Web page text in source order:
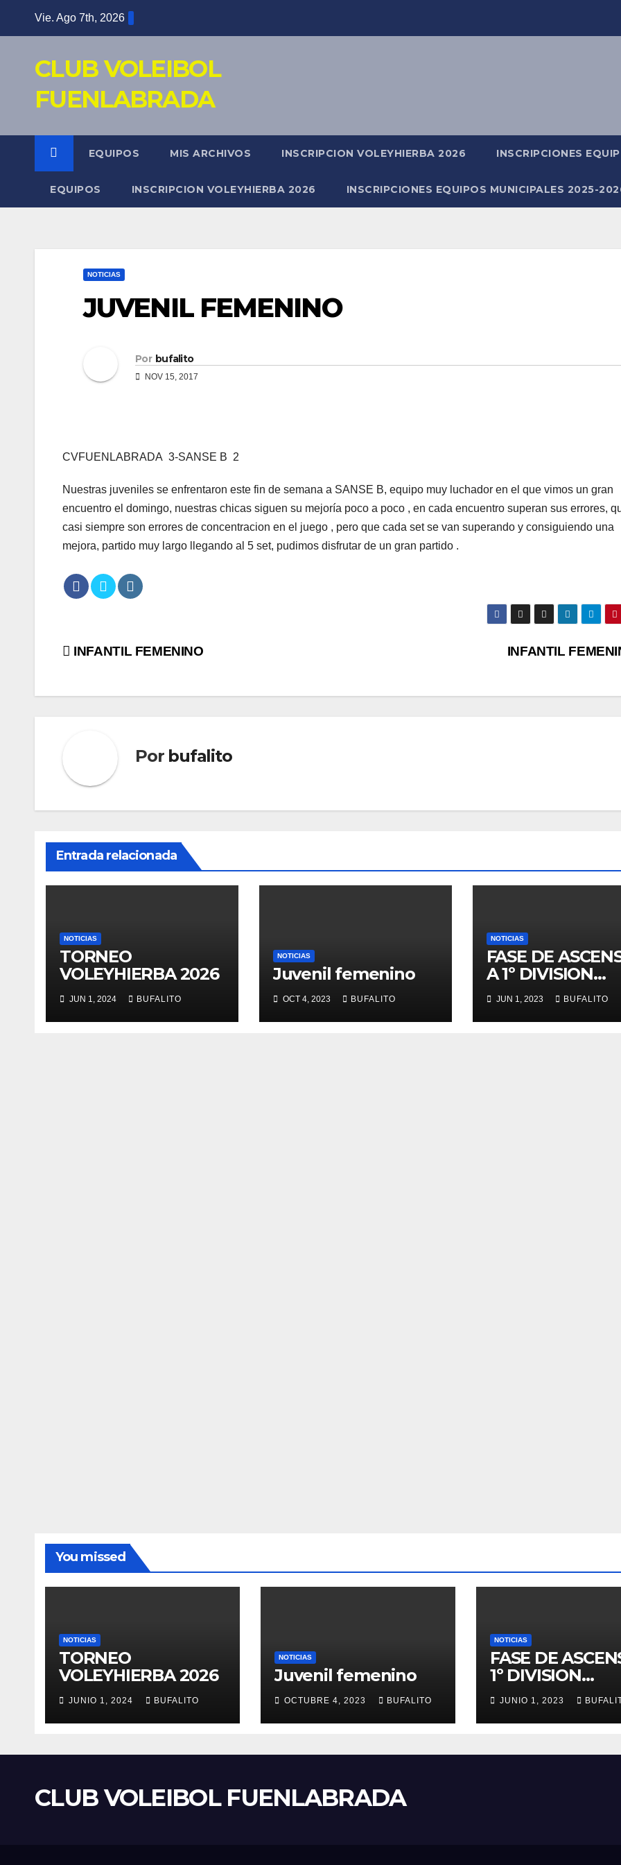
Vie. Ago 7th, 2026
CLUB VOLEIBOL
FUENLABRADA
EQUIPOS MIS ARCHIVOS INSCRIPCION VOLEYHIERBA 2026 INSCRIPCIONES
EQUIPOS INSCRIPCION VOLEYHIERBA 2026 INSCRIPCIONES EQUIPOS MUNICIPALES 2025-
NOTICIAS
JUVENIL FEMENINO
Por bufalito
NOV 15, 2017
CVFUENLABRADA 3-SANSE B 2
Nuestras juveniles se enfrentaron este fin de semana a SANSE B, equipo muy luchador en el que vimos un gran
encuentro el domingo, nuestras chicas siguen su mejoría poco a poco , en cada encuentro superan sus errores,
casi siempre son errores de concentracion en el juego , pero que cada set se van superando y consiguiendo una
mejora, partido muy largo llegando al 5 set, pudimos disfrutar de un gran partido .
Navegación
INFANTIL
INFANTIL FEMENINO
Por bufalito
Entrada relacionada
NOTICIAS
TORNEO
VOLEYHIERBA 2026
JUN 1, 2024 BUFALITO
NOTICIAS
Juvenil femenino
OCT 4, 2023 BUFALITO
NOTICIAS
FASE DE
A 1º DIVISION
NACIONAL
JUN 1, 2023 BUFALITO
You missed
NOTICIAS
TORNEO
VOLEYHIERBA 2026
JUNIO 1, 2024 BUFALITO
NOTICIAS
Juvenil femenino
OCTUBRE 4, 2023 BUFALITO
NOTICIAS
FASE DE
1º DIVISION
NACIONAL
JUNIO 1, 2023
CLUB VOLEIBOL FUENLABRADA